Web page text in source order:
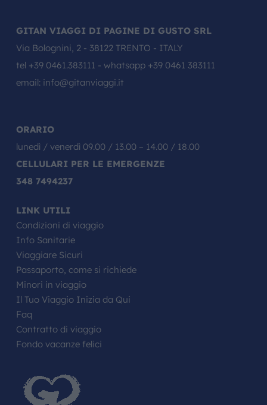
GITAN VIAGGI DI PAGINE DI GUSTO SRL
Via Bolognini, 2 - 38122 TRENTO - ITALY
tel +39 0461.383111 - whatsapp +39 0461 383111
email: info@gitanviaggi.it
ORARIO
lunedì / venerdì 09.00 / 13.00 – 14.00 / 18.00
CELLULARI PER LE EMERGENZE
348 7494237
LINK UTILI
Condizioni di viaggio
Info Sanitarie
Viaggiare Sicuri
Passaporto, come si richiede
Minori in viaggio
Il Tuo Viaggio Inizia da Qui
Faq
Contratto di viaggio
Fondo vacanze felici